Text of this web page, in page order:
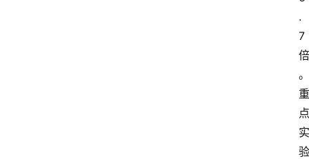
.
7
倍
。
重
点
实
验